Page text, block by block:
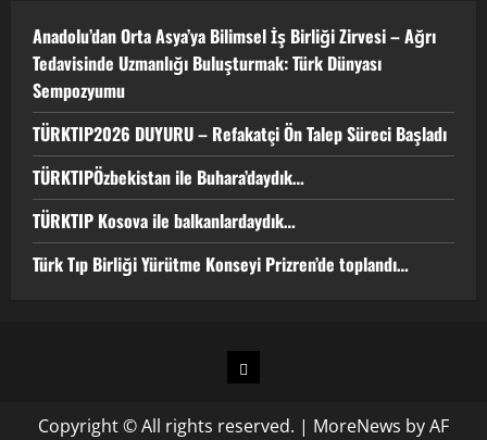
Türk Tıp Birliği Yürütme Konseyi
Prizren’de toplandı…
Anadolu’dan Orta Asya’ya Bilimsel İş Birliği Zirvesi – Ağrı
Tedavisinde Uzmanlığı Buluşturmak: Türk Dünyası
Sempozyumu
TÜRKTIP2026 DUYURU – Refakatçi Ön Talep Süreci Başladı
TÜRKTIPÖzbekistan ile Buhara’daydık…
TÜRKTIP Kosova ile balkanlardaydık…
Türk Tıp Birliği Yürütme Konseyi Prizren’de toplandı…
Copyright © All rights reserved. | MoreNews by AF